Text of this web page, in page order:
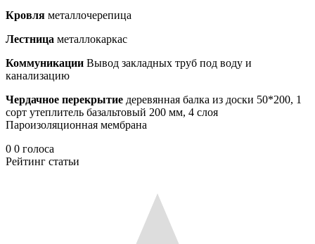
Кровля металлочерепица
Лестница металлокаркас
Коммуникации Вывод закладных труб под воду и
канализацию
Чердачное перекрытие деревянная балка из доски 50*200, 1
сорт утеплитель базальтовый 200 мм, 4 слоя
Пароизоляционная мембрана
0 0 голоса
Рейтинг статьи